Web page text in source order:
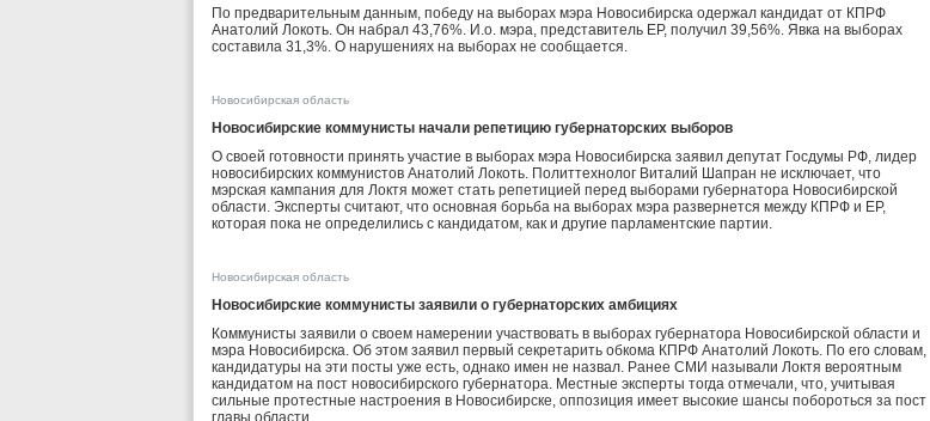
По предварительным данным, победу на выборах мэра Новосибирска одержал кандидат от КПРФ
Анатолий Локоть. Он набрал 43,76%. И.о. мэра, представитель ЕР, получил 39,56%. Явка на выборах
составила 31,3%. О нарушениях на выборах не сообщается.
Новосибирская область
Новосибирские коммунисты начали репетицию губернаторских выборов
О своей готовности принять участие в выборах мэра Новосибирска заявил депутат Госдумы РФ, лидер
новосибирских коммунистов Анатолий Локоть. Политтехнолог Виталий Шапран не исключает, что
мэрская кампания для Локтя может стать репетицией перед выборами губернатора Новосибирской
области. Эксперты считают, что основная борьба на выборах мэра развернется между КПРФ и ЕР,
которая пока не определились с кандидатом, как и другие парламентские партии.
Новосибирская область
Новосибирские коммунисты заявили о губернаторских амбициях
Коммунисты заявили о своем намерении участвовать в выборах губернатора Новосибирской области и
мэра Новосибирска. Об этом заявил первый секретарить обкома КПРФ Анатолий Локоть. По его словам,
кандидатуры на эти посты уже есть, однако имен не назвал. Ранее СМИ называли Локтя вероятным
кандидатом на пост новосибирского губернатора. Местные эксперты тогда отмечали, что, учитывая
сильные протестные настроения в Новосибирске, оппозиция имеет высокие шансы побороться за пост
главы области.